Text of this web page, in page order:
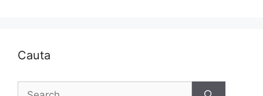
Cauta
Search